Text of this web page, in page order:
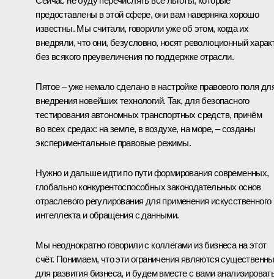
предоставлены в этой сфере, они вам наверняка хорошо
известны. Мы считали, говорили уже об этом, когда их
внедряли, что они, безусловно, носят революционный
без всякого преувеличения по поддержке отрасли.
Пятое – уже немало сделано в настройке правового поля
внедрения новейших технологий. Так, для безопасного
тестирования автономных транспортных средств, причём
во всех средах: на земле, в воздухе, на море, – созданы
экспериментальные правовые режимы.
Нужно и дальше идти по пути формирования современных,
глобально конкурентоспособных законодательных основ
отраслевого регулирования для применения искусственного
интеллекта и обращения с данными.
Мы неоднократно говорили с коллегами из бизнеса на этот
счёт. Понимаем, что эти ограничения являются
для развития бизнеса, и будем вместе с вами